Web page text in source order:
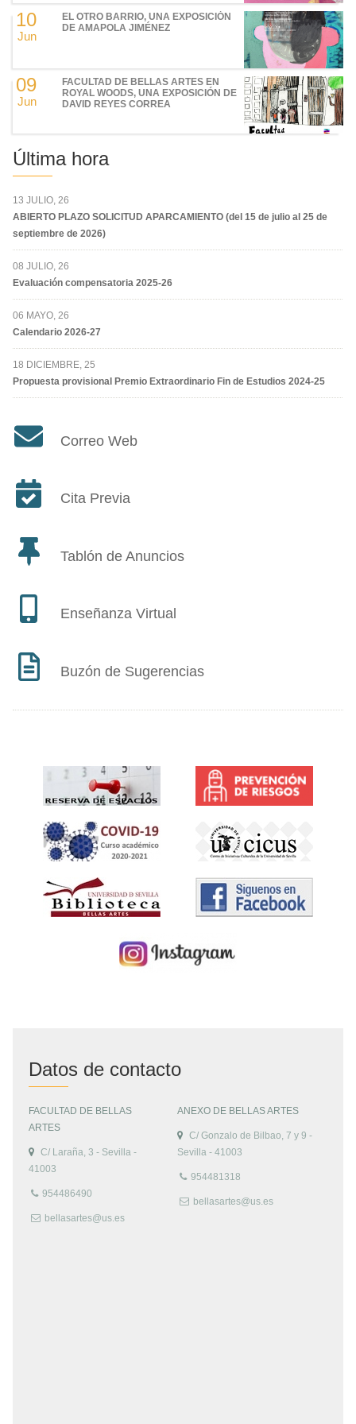
10
Jun
EL OTRO BARRIO, UNA EXPOSICIÓN
DE AMAPOLA JIMÉNEZ
09
Jun
FACULTAD DE BELLAS ARTES EN
ROYAL WOODS, UNA EXPOSICIÓN DE
DAVID REYES CORREA
Última hora
13 JULIO, 26
ABIERTO PLAZO SOLICITUD APARCAMIENTO (del 15 de julio al 25 de
septiembre de 2026)
08 JULIO, 26
Evaluación compensatoria 2025-26
06 MAYO, 26
Calendario 2026-27
18 DICIEMBRE, 25
Propuesta provisional Premio Extraordinario Fin de Estudios 2024-25
Correo Web
Cita Previa
Tablón de Anuncios
Enseñanza Virtual
Buzón de Sugerencias
Datos de contacto
FACULTAD DE BELLAS
ARTES
C/ Laraña, 3 - Sevilla -
41003
954486490
bellasartes@us.es
ANEXO DE BELLAS ARTES
C/ Gonzalo de Bilbao, 7 y 9 -
Sevilla - 41003
954481318
bellasartes@us.es